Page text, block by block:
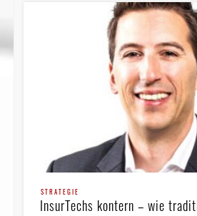
STRATEGIE
InsurTechs kontern – wie